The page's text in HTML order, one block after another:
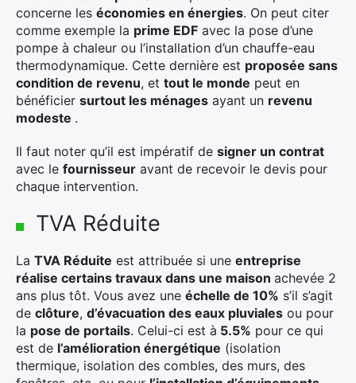
concerne les économies en énergies. On peut citer
comme exemple la prime EDF avec la pose d’une
pompe à chaleur ou l’installation d’un chauffe-eau
thermodynamique. Cette dernière est proposée sans
condition de revenu, et tout le monde peut en
bénéficier surtout les ménages ayant un revenu
modeste .
Il faut noter qu’il est impératif de signer un contrat
avec le fournisseur avant de recevoir le devis pour
chaque intervention.
TVA Réduite
La TVA Réduite est attribuée si une entreprise
réalise certains travaux dans une maison achevée 2
ans plus tôt. Vous avez une échelle de 10% s’il s’agit
de clôture, d’évacuation des eaux pluviales ou pour
la pose de portails. Celui-ci est à 5.5% pour ce qui
est de l’amélioration énergétique (isolation
thermique, isolation des combles, des murs, des